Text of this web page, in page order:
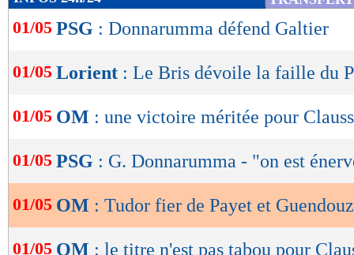
de
lecture
OK
01/05 PSG : Donnarumma défend Galtier
01/05 Lorient : Le Bris dévoile la faille du
01/05 OM : une victoire méritée pour Clauss
01/05 PSG : G. Donnarumma - "on est
01/05 OM : Tudor fier de Payet et
01/05 OM : le titre n'est pas tabou pour